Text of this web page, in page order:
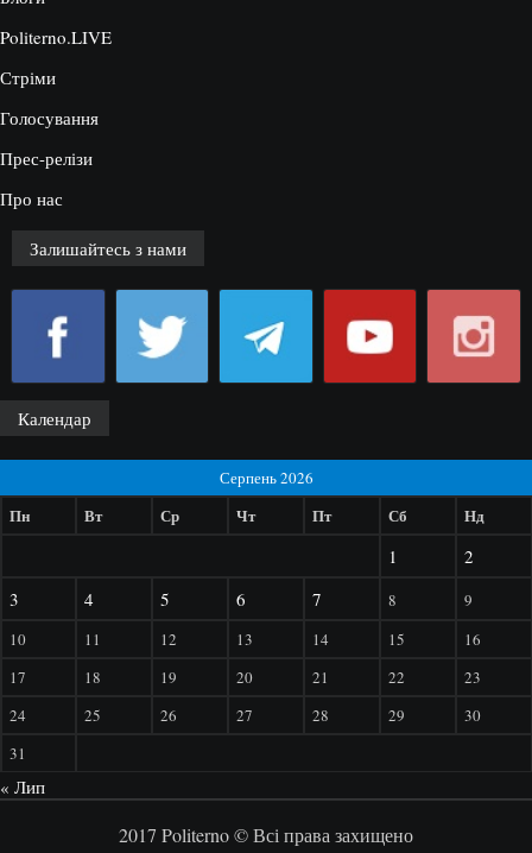
Politerno.LIVE
Стріми
Голосування
Прес-релізи
Про нас
Залишайтесь з нами
Календар
Серпень 2026
Пн Вт Ср Чт Пт Сб Нд
1
2
3
4 5 6 7 8
9
10
11 12 13 14 15
16
17
18 19 20 21 22
23
24
25 26 27 28 29
30
31
« Лип
2017 Politerno © Всі права захищено